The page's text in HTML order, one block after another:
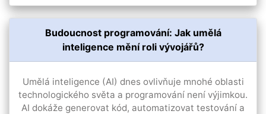
Budoucnost programování: Jak umělá
inteligence mění roli vývojářů?
Umělá inteligence (AI) dnes ovlivňuje mnohé oblasti
technologického světa a programování není výjimkou.
AI dokáže generovat kód, automatizovat testování a